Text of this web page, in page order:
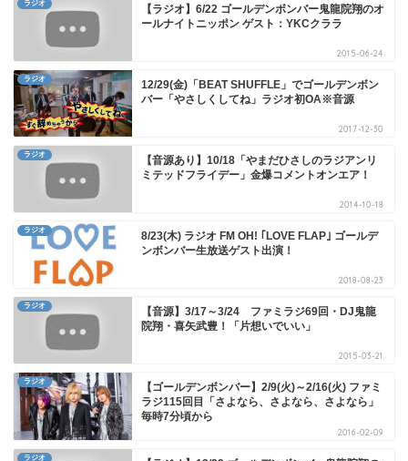
ラジオ
【ラジオ】6/22 ゴールデンボンバー鬼龍院翔のオ
ールナイトニッポン ゲスト：YKCクララ
2015-06-24
ラジオ
12/29(金)「BEAT SHUFFLE」でゴールデンボン
バー「やさしくしてね」ラジオ初OA※音源
2017-12-30
ラジオ
【音源あり】10/18「やまだひさしのラジアンリ
ミテッドフライデー」金爆コメントオンエア！
2014-10-18
ラジオ
8/23(木) ラジオ FM OH! ｢LOVE FLAP｣ ゴールデ
ンボンバー生放送ゲスト出演！
2018-08-23
ラジオ
【音源】3/17～3/24 ファミラジ69回・DJ鬼龍
院翔・喜矢武豊！「片想いでいい」
2015-03-21
ラジオ
【ゴールデンボンバー】2/9(火)～2/16(火) ファミ
ラジ115回目「さよなら、さよなら、さよなら」
毎時7分頃から
2016-02-09
ラジオ